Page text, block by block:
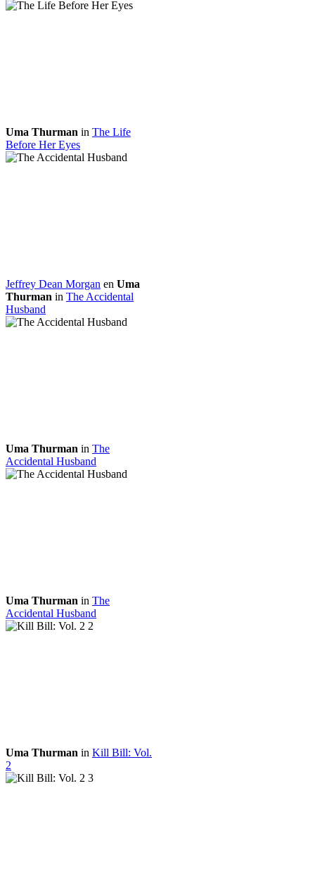
Uma Thurman in The Life
Before Her Eyes
Jeffrey Dean Morgan en Uma
Thurman in The Accidental
Husband
Uma Thurman in The
Accidental Husband
Uma Thurman in The
Accidental Husband
Uma Thurman in Kill Bill: Vol.
2